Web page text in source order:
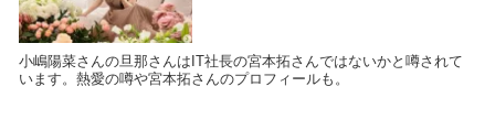
小嶋陽菜さんの旦那さんはIT社長の宮本拓さんではないかと噂されて
います。熱愛の噂や宮本拓さんのプロフィールも。